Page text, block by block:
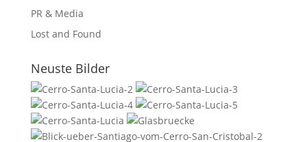
PR & Media
Lost and Found
Neuste Bilder